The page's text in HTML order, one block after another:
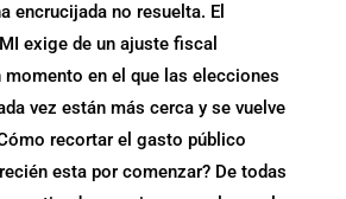
encrucijada no resuelta. El
exige de un ajuste fiscal
momento en el que las elecciones
vez están más cerca y se vuelve
recortar el gasto público
esta por comenzar? De todas